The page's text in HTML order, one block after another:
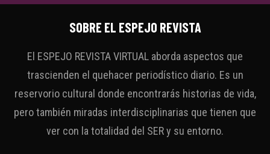
SOBRE EL ESPEJO REVISTA
El ESPEJO REVISTA VIRTUAL aborda aspectos que
trascienden el quehacer periodístico diario. Es un
reservorio cultural donde encontrarás historias de vida,
pero también miradas interdisciplinarias que tienen que
ver con la totalidad del SER y su entorno.